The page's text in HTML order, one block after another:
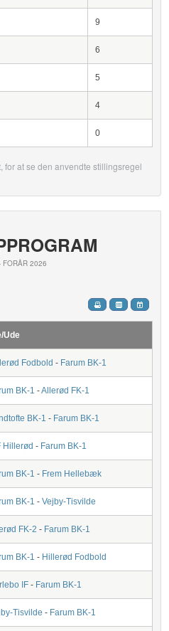
9
6
5
4
0
for at se den anvendte stillingsregel
FORÅR 2026
Ude
Fodbold - Farum BK-1
BK-1 -Allerød FK-1
BK-1 - Farum BK-1
Hillerød - Farum BK-1
BK-1 - Frem Hellebæk
BK-1 -Vejby-Tisvilde
FK-2 - Farum BK-1
BK-1 - Hillerød Fodbold
IF - Farum BK-1
Tisvilde- Farum BK-1